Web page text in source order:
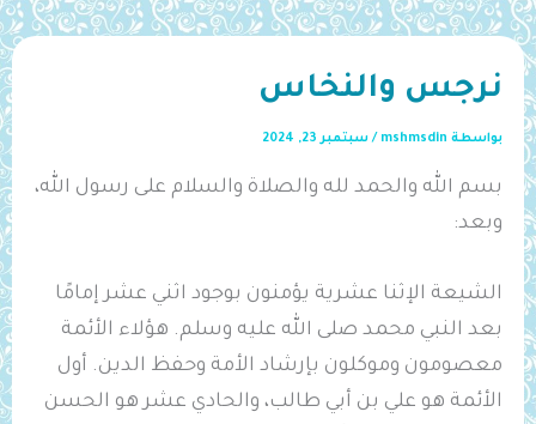
نرجس والنخاس
بواسطة mshmsdin
/سبتمبر 23, 2024
بسم الله والحمد لله والصلاة والسلام على رسول الله،
وبعد:
الشيعة الإثنا عشرية يؤمنون بوجود اثني عشر إمامًا
بعد النبي محمد صلى الله عليه وسلم. هؤلاء الأئمة
معصومون وموكلون بإرشاد الأمة وحفظ الدين. أول
الأئمة هو علي بن أبي طالب، والحادي عشر هو الحسن